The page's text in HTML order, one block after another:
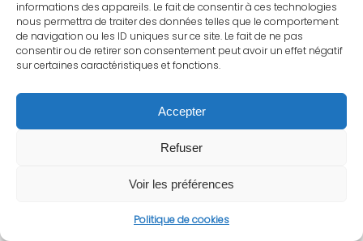
informations des appareils. Le fait de consentir à ces technologies
nous permettra de traiter des données telles que le comportement
de navigation ou les ID uniques sur ce site. Le fait de ne pas
consentir ou de retirer son consentement peut avoir un effet négatif
sur certaines caractéristiques et fonctions.
Accepter
Refuser
Voir les préférences
Politique de cookies